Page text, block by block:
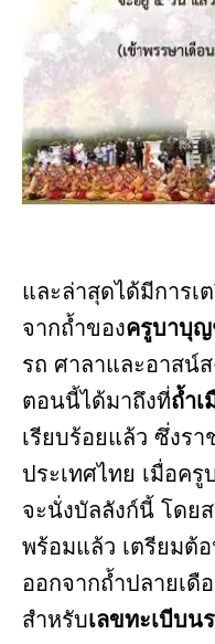
และล่าสุดได้มีการเ
จากถ้ำของครูบาบุ
รถ ศาลาและอาสน์
ตอนนี้ได้มาถึงที่ถ้ำเ
เรียบร้อยแล้ว ซึ่งร
ประเทศไทย เมื่อค
จะนั่งบัลลังก์นี้ โดย
พร้อมแล้ว เตรียมต้
ออกจากถ้ำปลายเดื
สำหรับเลขทะเบีบน